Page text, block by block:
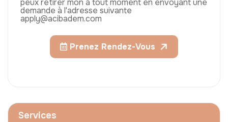
peux retirer mon à tout moment en envoyant une
demande à l'adresse suivante
apply@acibadem.com
Prenez Rendez-Vous
Services